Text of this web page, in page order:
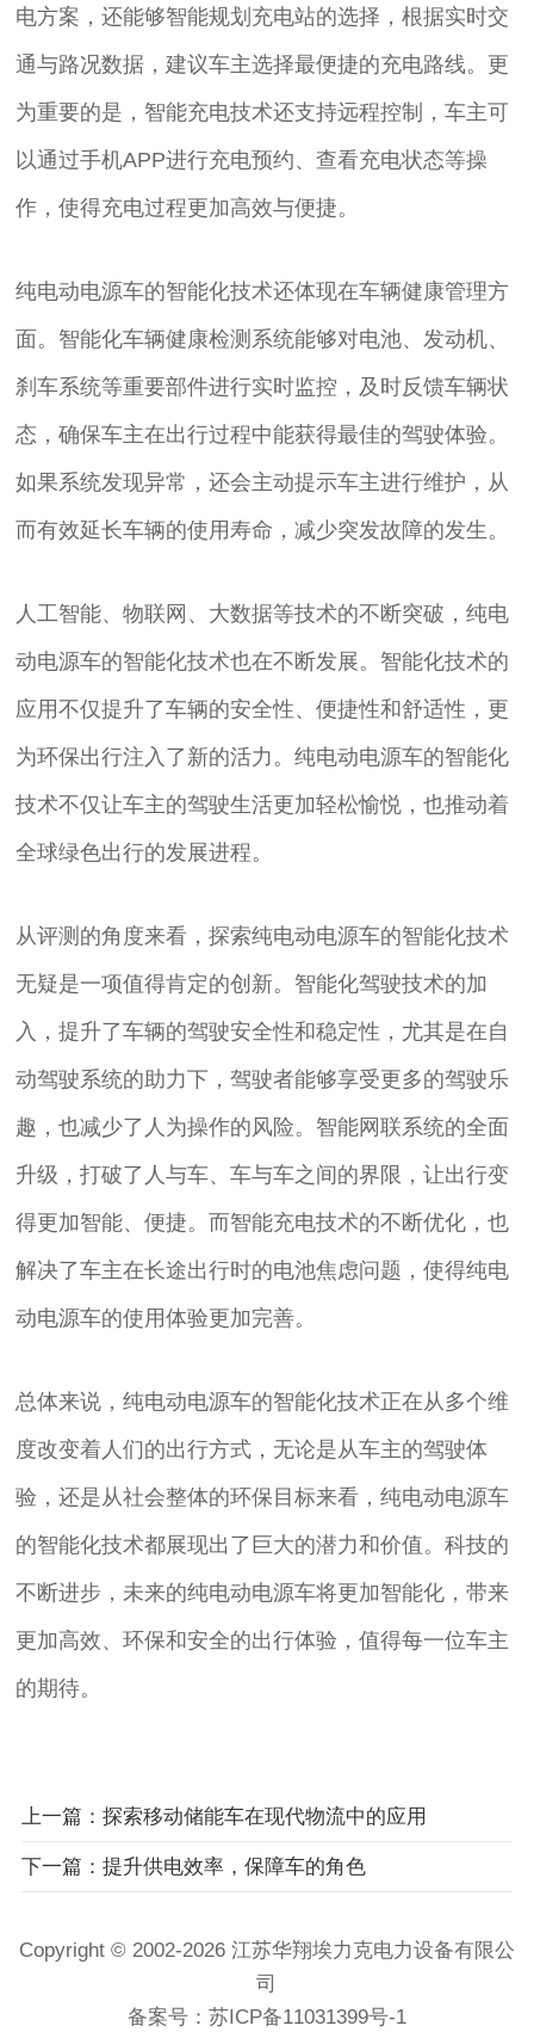
电方案，还能够智能规划充电站的选择，根据实时交
通与路况数据，建议车主选择最便捷的充电路线。更
为重要的是，智能充电技术还支持远程控制，车主可
以通过手机APP进行充电预约、查看充电状态等操
作，使得充电过程更加高效与便捷。
纯电动电源车的智能化技术还体现在车辆健康管理方
面。智能化车辆健康检测系统能够对电池、发动机、
刹车系统等重要部件进行实时监控，及时反馈车辆状
态，确保车主在出行过程中能获得最佳的驾驶体验。
如果系统发现异常，还会主动提示车主进行维护，从
而有效延长车辆的使用寿命，减少突发故障的发生。
人工智能、物联网、大数据等技术的不断突破，纯电
动电源车的智能化技术也在不断发展。智能化技术的
应用不仅提升了车辆的安全性、便捷性和舒适性，更
为环保出行注入了新的活力。纯电动电源车的智能化
技术不仅让车主的驾驶生活更加轻松愉悦，也推动着
全球绿色出行的发展进程。
从评测的角度来看，探索纯电动电源车的智能化技术
无疑是一项值得肯定的创新。智能化驾驶技术的加
入，提升了车辆的驾驶安全性和稳定性，尤其是在自
动驾驶系统的助力下，驾驶者能够享受更多的驾驶乐
趣，也减少了人为操作的风险。智能网联系统的全面
升级，打破了人与车、车与车之间的界限，让出行变
得更加智能、便捷。而智能充电技术的不断优化，也
解决了车主在长途出行时的电池焦虑问题，使得纯电
动电源车的使用体验更加完善。
总体来说，纯电动电源车的智能化技术正在从多个维
度改变着人们的出行方式，无论是从车主的驾驶体
验，还是从社会整体的环保目标来看，纯电动电源车
的智能化技术都展现出了巨大的潜力和价值。科技的
不断进步，未来的纯电动电源车将更加智能化，带来
更加高效、环保和安全的出行体验，值得每一位车主
的期待。
上一篇：探索移动储能车在现代物流中的应用
下一篇：提升供电效率，保障车的角色
Copyright © 2002-2026 江苏华翔埃力克电力设备有限公
司
备案号： 苏ICP备11031399号-1